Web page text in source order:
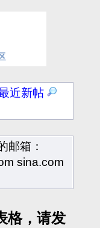
近新帖
邮箱：
sina.com
格，请发